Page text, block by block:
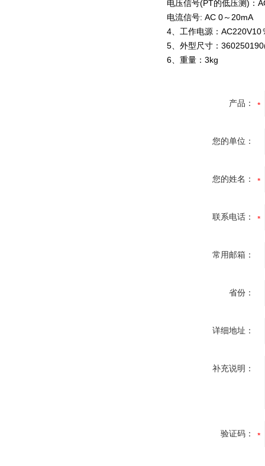
电压信号(PT的低压测)：
电流信号: AC 0～20mA
4、工作电源：AC220V10
5、外型尺寸：
6、重量：3kg
产品：
您的单位：
您的姓名：
联系电话：
常用邮箱：
省份：
详细地址：
补充说明：
验证码：